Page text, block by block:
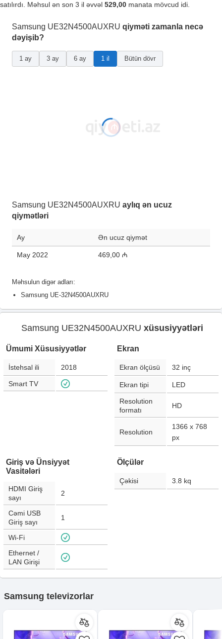
satılırdı. Məhsul ən son 3 il əvvəl 529,00 manata mövcud idi.
Samsung UE32N4500AUXRU qiyməti zamanla necə
dəyişib?
1 ay 3 ay 6 ay 1 il Bütün dövr
Samsung UE32N4500AUXRU aylıq ən ucuz
qiymətləri
Ay Ən ucuz qiymət
May 2022 469,00 ₼
Məhsulun digər adları:
Samsung UE-32N4500AUXRU
Samsung UE32N4500AUXRU xüsusiyyətləri
Ümumi Xüsusiyyətlər
İstehsal ili 2018
Smart TV
Ekran
Ekran ölçüsü 32 inç
Ekran tipi LED
Resolution
formatı
HD
Resolution
1366 x 768
px
Giriş və Ünsiyyət
Vasitələri
HDMI Giriş
sayı
2
Cəmi USB
Giriş sayı
1
Wi-Fi
Ethernet /
LAN Girişi
Ölçülər
Çəkisi 3.8 kq
Samsung televizorlar